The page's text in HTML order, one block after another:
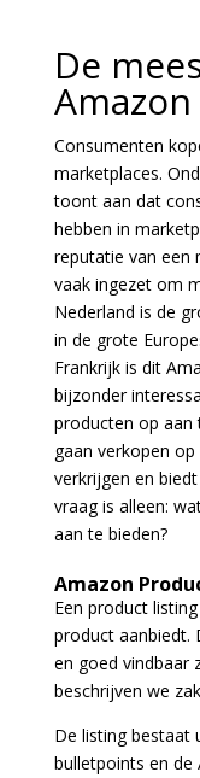
De
Consumenten
marketplaces.
toont aan dat
hebben in
reputatie van een
vaak ingezet om
Nederland is de
in de grote
Frankrijk is dit
bijzonder
producten op aan
gaan verkopen
verkrijgen en
vraag is alleen:
aan te bieden?
Amazon
Een product
product aanbiedt.
en goed vindbaar
beschrijven we
De listing bestaat
bulletpoints en de